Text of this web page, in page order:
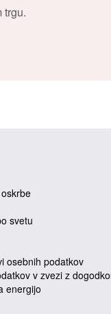
trgu.
svetu
osebnih podatkov
v zvezi z
energijo